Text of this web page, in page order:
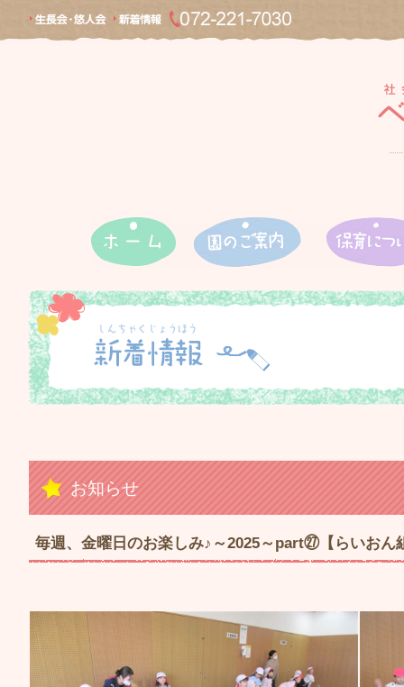
お知らせ
毎週、金曜日のお楽しみ♪～2025～part㉗【らいおん